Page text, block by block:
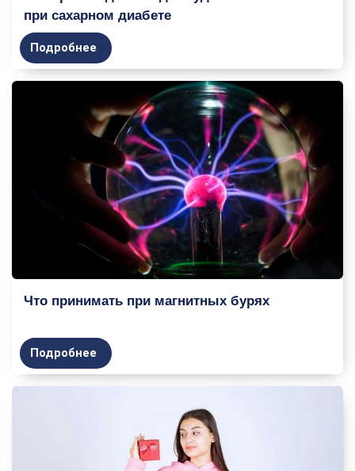
при сахарном диабете
Подробнее
Что принимать при магнитных бурях
Подробнее